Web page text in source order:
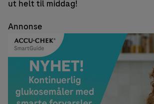
ut helt til middag!
Annonse